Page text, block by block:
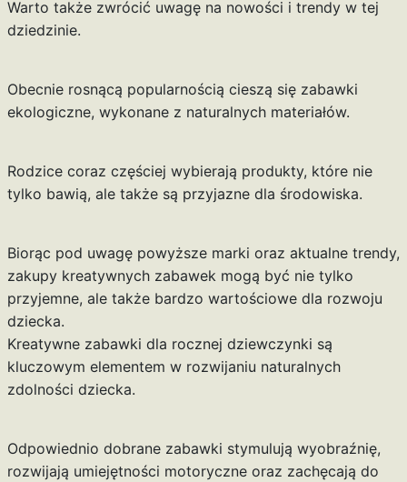
Warto także zwrócić uwagę na nowości i trendy w tej
dziedzinie.
Obecnie rosnącą popularnością cieszą się zabawki
ekologiczne, wykonane z naturalnych materiałów.
Rodzice coraz częściej wybierają produkty, które nie
tylko bawią, ale także są przyjazne dla środowiska.
Biorąc pod uwagę powyższe marki oraz aktualne trendy,
zakupy kreatywnych zabawek mogą być nie tylko
przyjemne, ale także bardzo wartościowe dla rozwoju
dziecka.
Kreatywne zabawki dla rocznej dziewczynki są
kluczowym elementem w rozwijaniu naturalnych
zdolności dziecka.
Odpowiednio dobrane zabawki stymulują wyobraźnię,
rozwijają umiejętności motoryczne oraz zachęcają do